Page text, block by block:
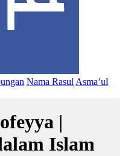
Nama Rasul Asma’ul
|
Islam